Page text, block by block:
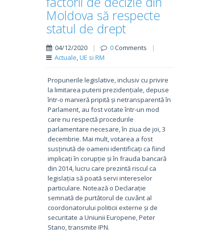
Moldova să respecte
statul de drept
04/12/2020 | 0Comments
|
Actuale,UE si RM
Propunerile legislative, inclusiv cu privire
la limitarea puterii prezidențiale, depuse
într-o manieră pripită și netransparentă în
Parlament, au fost votate într-un mod
care nu respectă procedurile
parlamentare necesare, în ziua de joi, 3
decembrie. Mai mult, votarea a fost
susținută de oameni identificați ca fiind
implicați în corupție și în frauda bancară
din 2014, lucru care prezintă riscul ca
legislația să poată servi intereselor
particulare. Notează o Declarație
semnată de purtătorul de cuvânt al
coordonatorului politicii externe și de
securitate a Uniunii Europene, Peter
Stano, transmite IPN.